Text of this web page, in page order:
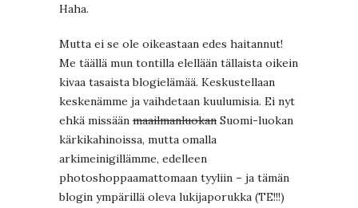
Haha.
Mutta ei se ole oikeastaan edes haitannut!
Me täällä mun tontilla elellään tällaista oikein
kivaa tasaista blogielämää. Keskustellaan
keskenämme ja vaihdetaan kuulumisia. Ei nyt
ehkä missään maailmanluokan Suomi-luokan
kärkikahinoissa, mutta omalla
arkimeinigillämme, edelleen
photoshoppaamattomaan tyyliin – ja tämän
blogin ympärillä oleva lukijaporukka (TE!!!)